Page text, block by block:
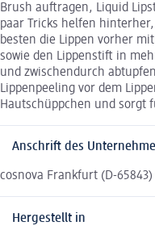
Brush auftragen, Liquid
paar Tricks helfen
besten die Lippen vorher
sowie den Lippenstift in
und zwischendurch
Lippenpeeling vor dem
Hautschüppchen und sorgt
Anschrift des
cosnova Frankfurt (D-
Hergestellt in